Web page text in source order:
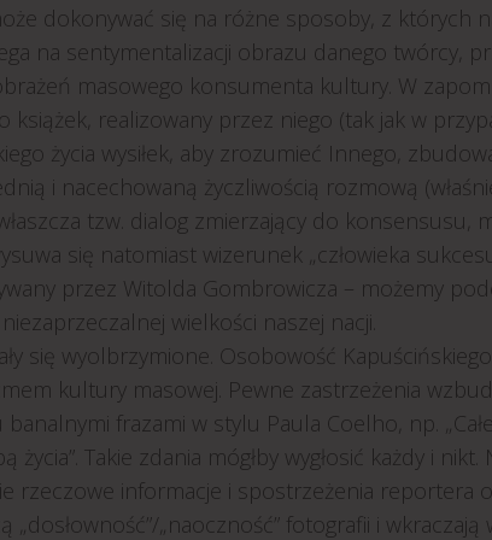
dokonywać się na różne sposoby, z których
na sentymentalizacji obrazu danego twórcy,
masowego konsumenta kultury. W
książek, realizowany przez niego (tak jak w
życia wysiłek, aby zrozumieć Innego,
i nacechowaną życzliwością rozmową
tzw. dialog zmierzający do konsensusu,
się natomiast wizerunek „człowieka
przez Witolda Gombrowicza – możemy
wielkości naszej nacji.
się wyolbrzymione. Osobowość
kultury masowej. Pewne zastrzeżenia
frazami w stylu Paula Coelho, np.
Takie zdania mógłby wygłosić każdy i
rzeczowe informacje i spostrzeżenia reportera
„naoczność” fotografii i wkraczają